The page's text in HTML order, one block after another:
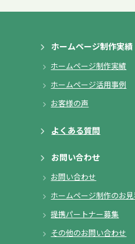
ホームページ制作実績
ホームページ制作実績
ホームページ活用事例
お客様の声
よくある質問
お問い合わせ
お問い合わせ
ホームページ制作のお見
提携パートナー募集
その他のお問い合わせ